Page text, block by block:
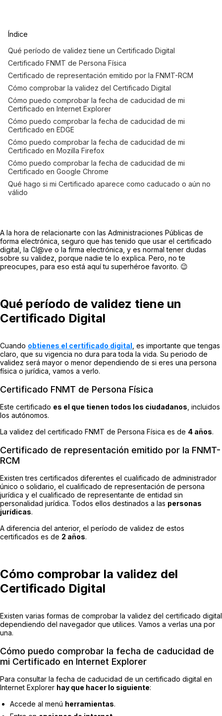
Índice
Qué período de validez tiene un Certificado Digital
Certificado FNMT de Persona Física
Certificado de representación emitido por la FNMT-RCM
Cómo comprobar la validez del Certificado Digital
Cómo puedo comprobar la fecha de caducidad de mi
Certificado en Internet Explorer
Cómo puedo comprobar la fecha de caducidad de mi
Certificado en EDGE
Cómo puedo comprobar la fecha de caducidad de mi
Certificado en Mozilla Firefox
Cómo puedo comprobar la fecha de caducidad de mi
Certificado en Google Chrome
Qué hago si mi Certificado aparece como caducado o aún no
válido
A la hora de relacionarte con las Administraciones Públicas de
forma electrónica, seguro que has tenido que usar el certificado
digital, la Cl@ve o la firma electrónica, y es normal tener dudas
sobre su validez, porque nadie te lo explica. Pero, no te
preocupes, para eso está aquí tu superhéroe favorito. 😉
Qué período de validez tiene un
Certificado Digital
Cuando obtienes el certificado digital , es importante que tengas
claro, que su vigencia no dura para toda la vida. Su periodo de
validez será mayor o menor dependiendo de si eres una persona
física o jurídica, vamos a verlo.
Certificado FNMT de Persona Física
Este certificado es el que tienen todos los ciudadanos , incluidos
los autónomos.
La validez del certificado FNMT de Persona Física es de 4 años.
Certificado de representación emitido por la FNMT-
RCM
Existen tres certificados diferentes el cualificado de administrador
único o solidario , el cualificado de representación de persona
jurídica y el cualificado de representante de entidad sin
personalidad jurídica. Todos ellos destinados a las personas
jurídicas.
A diferencia del anterior, el período de validez de estos
certificados es de 2 años.
Cómo comprobar la validez del
Certificado Digital
Existen varias formas de comprobar la validez del certificado digital
dependiendo del navegador que utilices. Vamos a verlas una por
una.
Cómo puedo comprobar la fecha de caducidad de
mi Certificado en Internet Explorer
Para consultar la fecha de caducidad de un certificado digital en
Internet Explorer hay que hacer lo siguiente:
Accede al menú herramientas.